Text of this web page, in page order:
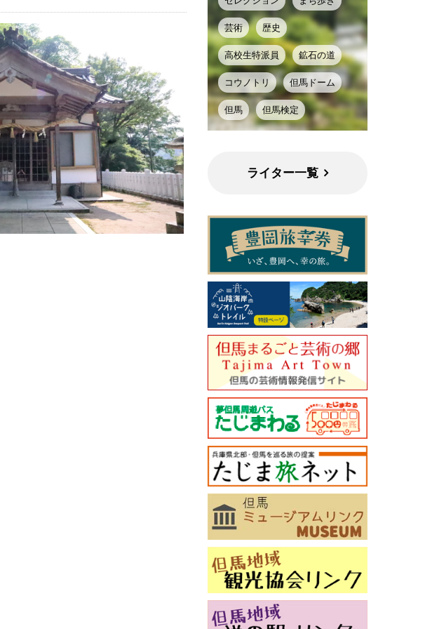
芸術 歴史
高校生特派員 鉱石の道
コウノトリ 但馬ドーム
但馬 但馬検定
ライター一覧